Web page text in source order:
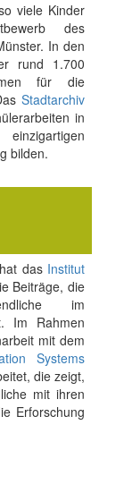
viele Kinder
des
In den
rund 1.700
für die
Stadtarchiv
in
bilden.
das Institut
Beiträge, die
im
Im Rahmen
mit dem
Systems
die zeigt,
mit ihren
Erforschung